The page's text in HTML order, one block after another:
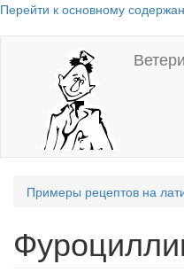
Перейти к основному
Примеры рецептов на